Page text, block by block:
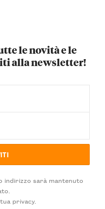
le novità e le
alla newsletter!
indirizzo sarà mantenuto
privacy.